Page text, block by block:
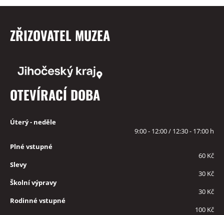
ZŘIZOVATEL MUZEA
OTEVÍRACÍ DOBA
Úterý - neděle
9:00 - 12:00 / 12:30 - 17:00 h
Plné vstupné
60 Kč
Slevy
30 Kč
Školní výpravy
30 Kč
Rodinné vstupné
100 Kč